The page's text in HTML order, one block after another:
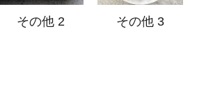
その他 2 その他 3